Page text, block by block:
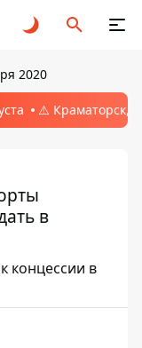
2020
⚠️ Краматорск,
в
концессии в